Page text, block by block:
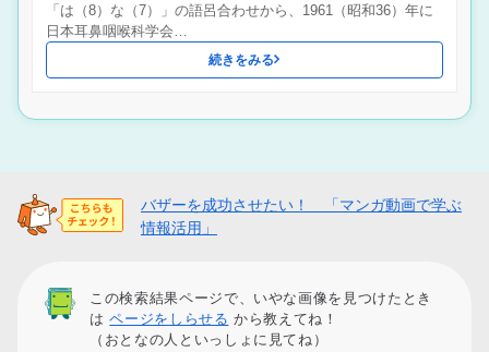
「は（8）な（7）」の語呂合わせから、1961（昭和36）年に
日本耳鼻咽喉科学会…
続きをみる
バザーを成功させたい！ 「マンガ動画で学ぶ
情報活用」
この検索結果ページで、いやな画像を見つけたとき
はページをしらせる から教えてね！
（おとなの人といっしょに見てね）